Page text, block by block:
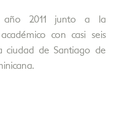
año 2011 junto a la
con casi seis
ciudad de Santiago de